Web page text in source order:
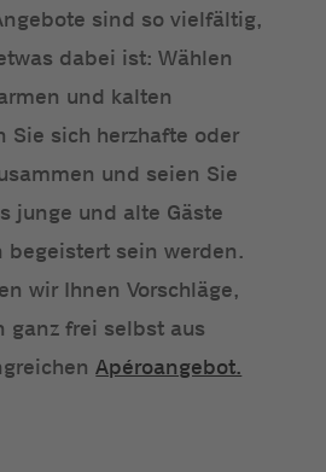
sind so vielfältig,
dabei ist: Wählen
und kalten
Sie sich herzhafte oder
und seien Sie
junge und alte Gäste
begeistert sein werden.
wir Ihnen Vorschläge,
ganz frei selbst aus
Apéroangebot.